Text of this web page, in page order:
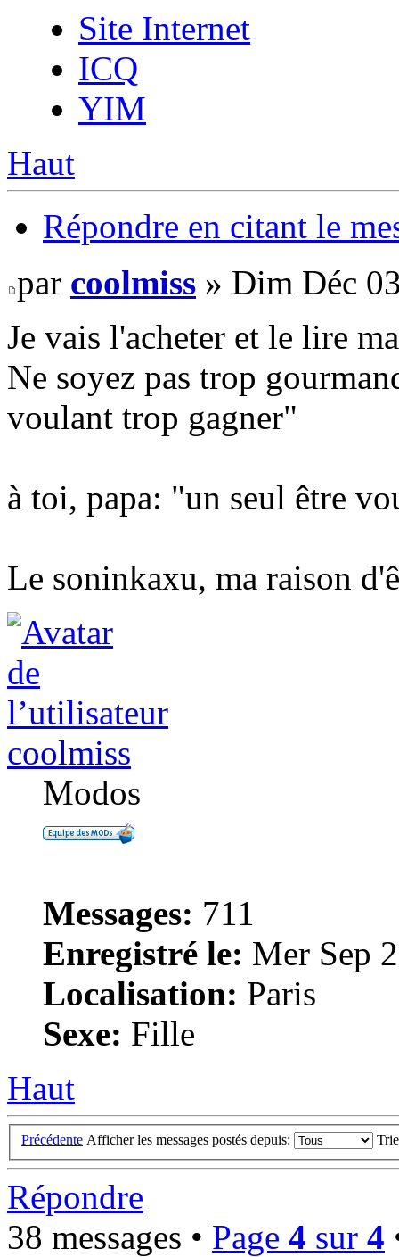
Site Internet
ICQ
YIM
Haut
Répondre en citant le
par coolmiss » Dim Déc
Je vais l'acheter et le lire
Ne soyez pas trop
voulant trop gagner"
à toi, papa: "un seul être
Le soninkaxu, ma raison
coolmiss
Modos
Messages: 711
Enregistré le: Mer Sep
Localisation: Paris
Sexe: Fille
Haut
Précédente Afficher les messages postés depuis:
Répondre
38 messages • Page 4 sur 4